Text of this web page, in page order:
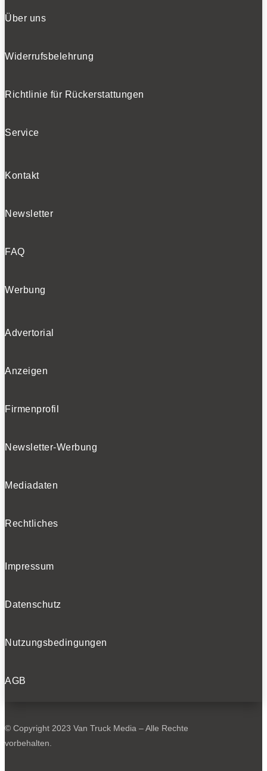
Über uns
Widerrufsbelehrung
Richtlinie für Rückerstattungen
Service
Kontakt
Newsletter
FAQ
Werbung
Advertorial
Anzeigen
Firmenprofil
Newsletter-Werbung
Mediadaten
Rechtliches
Impressum
Datenschutz
Nutzungsbedingungen
AGB
© Copyright 2023 Van Truck Media – Alle Rechte
vorbehalten.